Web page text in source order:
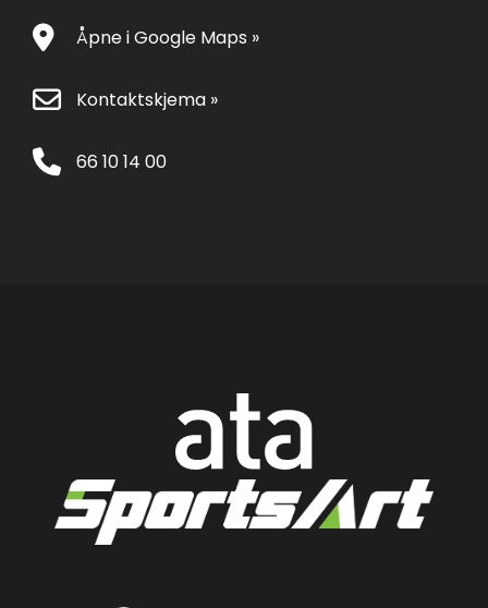
Åpne i Google Maps »
Kontaktskjema »
66 10 14 00